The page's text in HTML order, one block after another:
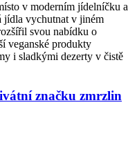
v moderním jídelníčku a
jídla vychutnat v jiném
svou nabídku o
veganské produkty
i sladkými dezerty v čistě
značku zmrzlin